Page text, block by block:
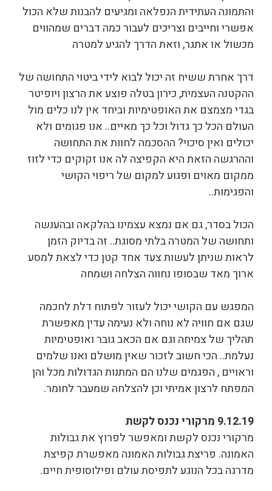
והתמונה העתידית הנפלאה ומגיעים להבנות שלא הכול
אפשרי וחייבים וצריכים לעבור כמה דברים שמהווים
מכשול או אתגר, וזאת הדרך להגיע למטרה
דרך אחרת ששיח זה יכול לבוא לידי ביטוי התחושה של
ההקטנה העצמית, כירון בטלה פוצע את הרצון ויופיטר
בגדי מצמצם את האופטימיות וביחד אין לנו כלים מול
העולם הכל כך גדול וכל כך מאיים.. אנו פגומים ולא
יכולים ואין סיכוי? ההסכמה לחוות את התחושה
וההרגשה הזאת היא הקפיצה לה אנו זקוקים כדי לזוז
ממקום מאוים ופגוע למקום של ריפוי הקושי
והפגימות..
הכול בסדר, גם אם נמצא עצמינו בהלקאה ובהענשה
ותחושה של המטרה בלתי מסוגת.. זה בדיוק הזמן
לראות שניתן לעשות צעד אחד קטן כדי לצאת למסע
ארוך מאד שבסופו נחווה הצלחה ושמחה
המפגש עם הקושי יכול לעזור לפתוח דלת לחכמה
שגם אם חוויה לא נוחה ולא נעימה עדין מאפשרת
תהליך של צמיחה וגם אם הכאב גובר ואופטימיות
נעלמת.. הכי חשוב לזכור שאין מושלם ואנו שלמים
וראויים , הפגמים שלנו הם המתנות הגדולות מכל והן
המפתח לרצון אמיתי וכן להצלחה שמעבר לחומר.
9.12.19 מרקורי נכנס לקשת
מרקורי נכנס לקשת ומאפשר לפרוץ את גבולות
האמונה. פריצת גבולות האמונה מאפשרת קפיצת
מדרגה בכל הנוגע לתפיסת עולם ופילוסופית חיים.